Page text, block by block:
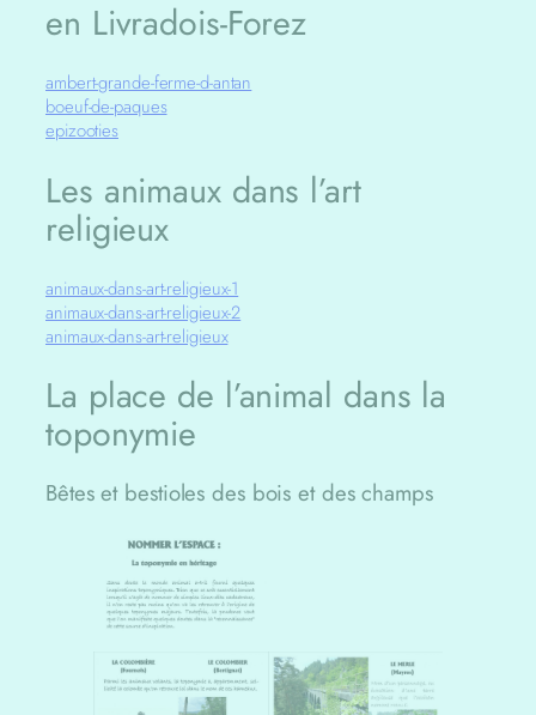
en Livradois-Forez
ambert-grande-ferme-d-antan
boeuf-de-paques
epizooties
Les animaux dans l’art
religieux
animaux-dans-art-religieux-1
animaux-dans-art-religieux-2
animaux-dans-art-religieux
La place de l’animal dans la
toponymie
Bêtes et bestioles des bois et des champs